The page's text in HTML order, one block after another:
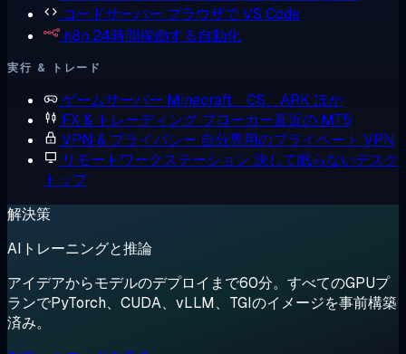
コードサーバー ブラウザで VS Code
n8n 24時間稼働する自動化
実行 & トレード
ゲームサーバー Minecraft、CS、ARK ほか
FX & トレーディング ブローカー直近の MT5
VPN & プライバシー 自分専用のプライベート VPN
リモートワークステーション 決して眠らないデスク
トップ
解決策
AIトレーニングと推論
アイデアからモデルのデプロイまで60分。すべてのGPUプ
ランでPyTorch、CUDA、vLLM、TGIのイメージを事前構築
済み。